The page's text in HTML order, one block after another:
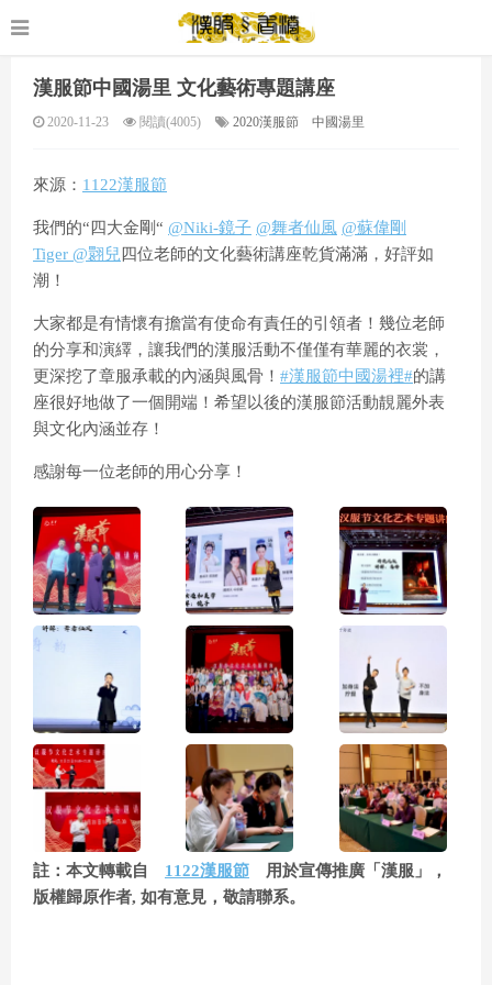
漢服節中國湯里 文化藝術專題講座
2020-11-23 閱讀(4005) 2020漢服節 中國湯里
來源： 1122漢服節
我們的“四大金剛“ @Niki-鏡子 @舞者仙風 @蘇偉剛
Tiger @翾兒 四位老師的文化藝術講座乾貨滿滿，好評如
潮！
大家都是有情懷有擔當有使命有責任的引領者！幾位老師
的分享和演繹，讓我們的漢服活動不僅僅有華麗的衣裳，
更深挖了章服承載的內涵與風骨！ #漢服節中國湯裡#的講
座很好地做了一個開端！希望以後的漢服節活動靚麗外表
與文化內涵並存！
感謝每一位老師的用心分享！
註：本文轉載自 1122漢服節 用於宣傳推廣「漢服」，
版權歸原作者, 如有意見，敬請聯系。